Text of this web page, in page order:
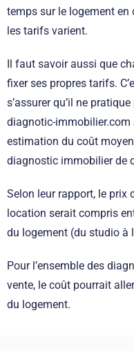
temps sur le logement
les tarifs varient.
Il faut savoir aussi que
fixer ses propres tarifs.
s’assurer qu’il ne
diagnotic-
estimation du coût
diagnostic immobilier de
Selon leur rapport, le prix
location serait compris
du logement (du studio à
Pour l’ensemble des
vente, le coût pourrait
du logement.